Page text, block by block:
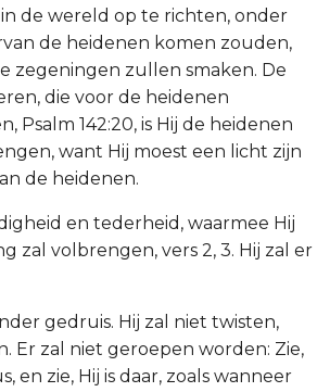
de wereld op te richten, onder
de heidenen komen zouden,
zegeningen zullen smaken. De
die voor de heidenen
Psalm 142:20, is Hij de heidenen
want Hij moest een licht zijn
de heidenen.
en tederheid, waarmee Hij
zal volbrengen, vers 2, 3. Hij zal er
gedruis. Hij zal niet twisten,
Er zal niet geroepen worden: Zie,
en zie, Hij is daar, zoals wanneer